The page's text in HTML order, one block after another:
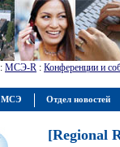
: МСЭ-R : Конференции и
[Regional
МСЭ Отдел новостей